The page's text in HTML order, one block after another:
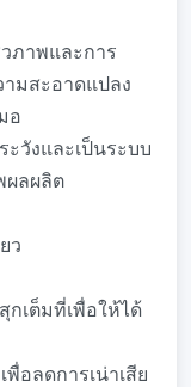
ภาพและการ
มสะอาดแปลง
อ
วังและเป็นระบบ
ผลผลิต
ว
กเต็มที่เพื่อให้ได้
อลดการเน่าเสีย